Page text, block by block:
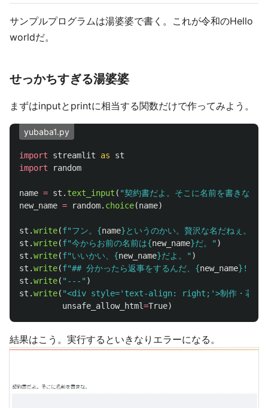
サンプルプログラムは湯婆婆で書く。これが令和のHello
worldだ。
せっかちすぎる湯婆婆
まずはinputとprintに相当する関数だけで作ってみよう。
yubaba1.py
import streamlit as
st
import
random
name = st . text_input ( "契約書だよ。そこに名前を書きな。
new_name = random. choice(name)
st .write(f"フン。 {name}というのかい。贅沢な名だねぇ。
st .write(f"今からお前の名前は{new_name}だ。 " )
st .write(f"いいかい、 {new_name}だよ。 " )
st .write(f"## 分かったら返事をするんだ、 {new_name} !!
st .write( " --- " )
st .write( "<div style=' text-align: right; '>制作・著作
unsafe_allow_html=True)
結果はこう。実行するといきなりエラーになる。